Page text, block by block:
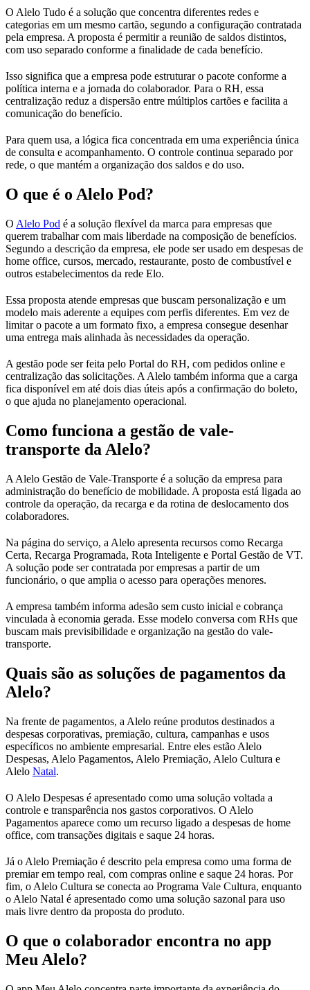
O Alelo Tudo é a solução que concentra diferentes redes e
categorias em um mesmo cartão, segundo a configuração contratada
pela empresa. A proposta é permitir a reunião de saldos distintos,
com uso separado conforme a finalidade de cada benefício.
Isso significa que a empresa pode estruturar o pacote conforme a
política interna e a jornada do colaborador. Para o RH, essa
centralização reduz a dispersão entre múltiplos cartões e facilita a
comunicação do benefício.
Para quem usa, a lógica fica concentrada em uma experiência única
de consulta e acompanhamento. O controle continua separado por
rede, o que mantém a organização dos saldos e do uso.
O que é o Alelo Pod?
O Alelo Pod é a solução flexível da marca para empresas que
querem trabalhar com mais liberdade na composição de benefícios.
Segundo a descrição da empresa, ele pode ser usado em despesas de
home office, cursos, mercado, restaurante, posto de combustível e
outros estabelecimentos da rede Elo.
Essa proposta atende empresas que buscam personalização e um
modelo mais aderente a equipes com perfis diferentes. Em vez de
limitar o pacote a um formato fixo, a empresa consegue desenhar
uma entrega mais alinhada às necessidades da operação.
A gestão pode ser feita pelo Portal do RH, com pedidos online e
centralização das solicitações. A Alelo também informa que a carga
fica disponível em até dois dias úteis após a confirmação do boleto,
o que ajuda no planejamento operacional.
Como funciona a gestão de vale-
transporte da Alelo?
A Alelo Gestão de Vale-Transporte é a solução da empresa para
administração do benefício de mobilidade. A proposta está ligada ao
controle da operação, da recarga e da rotina de deslocamento dos
colaboradores.
Na página do serviço, a Alelo apresenta recursos como Recarga
Certa, Recarga Programada, Rota Inteligente e Portal Gestão de VT.
A solução pode ser contratada por empresas a partir de um
funcionário, o que amplia o acesso para operações menores.
A empresa também informa adesão sem custo inicial e cobrança
vinculada à economia gerada. Esse modelo conversa com RHs que
buscam mais previsibilidade e organização na gestão do vale-
transporte.
Quais são as soluções de pagamentos da
Alelo?
Na frente de pagamentos, a Alelo reúne produtos destinados a
despesas corporativas, premiação, cultura, campanhas e usos
específicos no ambiente empresarial. Entre eles estão Alelo
Despesas, Alelo Pagamentos, Alelo Premiação, Alelo Cultura e
Alelo Natal.
O Alelo Despesas é apresentado como uma solução voltada a
controle e transparência nos gastos corporativos. O Alelo
Pagamentos aparece como um recurso ligado a despesas de home
office, com transações digitais e saque 24 horas.
Já o Alelo Premiação é descrito pela empresa como uma forma de
premiar em tempo real, com compras online e saque 24 horas. Por
fim, o Alelo Cultura se conecta ao Programa Vale Cultura, enquanto
o Alelo Natal é apresentado como uma solução sazonal para uso
mais livre dentro da proposta do produto.
O que o colaborador encontra no app
Meu Alelo?